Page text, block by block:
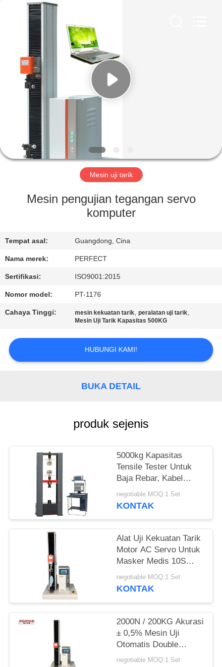
RUMAH
PRODUK
VIDEO
PERTUNJUKAN
VR
TENTANG
TUR
PABRIK
KONTROL
PERMINTAAN
PENAWARAN
International
Mesin uji tarik
Mesin pengujian tegangan servo
komputer
Tempat asal: Guangdong, Cina
Nama merek: PERFECT
Sertifikasi: ISO9001:2015
Nomor model: PT-1176
Cahaya Tinggi: mesin kekuatan tarik,peralatan uji tarik,
Mesin Uji Tarik Kapasitas 500KG
HUBUNGI KAMI!
BUKA DETAIL
produk sejenis
5000kg Kapasitas
Tensile Tester Untuk
Baja Rebar, Kabel
Kawat Mesin Uji
Kekuatan Tarik
negotiable MOQ:1 Set
KONTAK
Alat Uji Kekuatan Tarik
Motor AC Servo Untuk
Masker Medis 10S
Memegang
negotiable MOQ:1 Set
KONTAK
2000N / 200KG Akurasi
± 0,5% Mesin Uji
Otomatis Double
Display Double Control
negotiable MOQ:1 Set